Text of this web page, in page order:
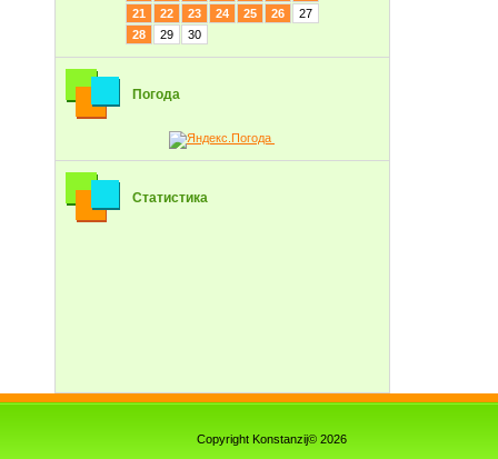
21
22 23 24 25 26
27
28
29 30
Погода
Статистика
Copyright Konstanzij© 2026